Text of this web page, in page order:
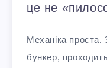
це не
Механіка проста.
бункер,